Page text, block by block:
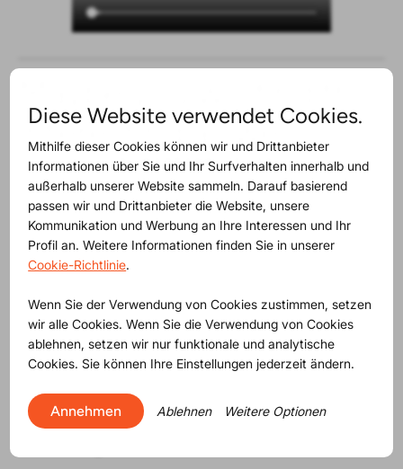
interesting as well
News | regulatory
PPWR: Your business won’t wait. Neither
Diese Website verwendet Cookies.
Mithilfe dieser Cookies können wir und Drittanbieter
Informationen über Sie und Ihr Surfverhalten innerhalb und
außerhalb unserer Website sammeln. Darauf basierend
passen wir und Drittanbieter die Website, unsere
Kommunikation und Werbung an Ihre Interessen und Ihr
Profil an. Weitere Informationen finden Sie in unserer
Cookie-Richtlinie.
Wenn Sie der Verwendung von Cookies zustimmen, setzen
wir alle Cookies. Wenn Sie die Verwendung von Cookies
ablehnen, setzen wir nur funktionale und analytische
Cookies. Sie können Ihre Einstellungen jederzeit ändern.
Annehmen Ablehnen Weitere Optionen